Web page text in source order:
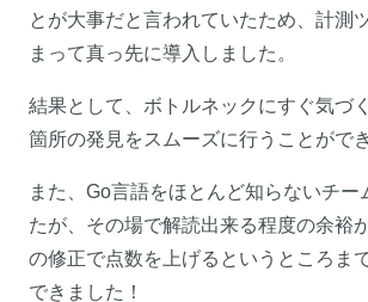
とが大事だと言われていたため、計測
まって真っ先に導入しました。
結果として、ボトルネックにすぐ気づ
箇所の発見をスムーズに行うことがで
また、Go言語をほとんど知らないチー
たが、その場で解読出来る程度の余裕
の修正で点数を上げるというところま
できました！